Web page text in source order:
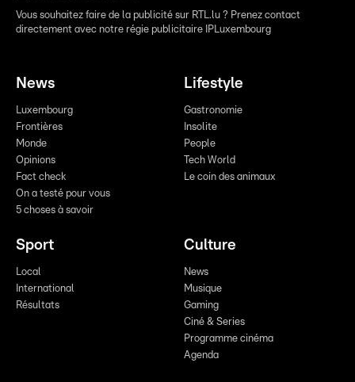
Vous souhaitez faire de la publicité sur RTL.lu ? Prenez contact
directement avec notre régie publicitaire IPLuxembourg
News
Luxembourg
Frontières
Monde
Opinions
Fact check
On a testé pour vous
5 choses à savoir
Lifestyle
Gastronomie
Insolite
People
Tech World
Le coin des animaux
Sport
Local
International
Résultats
Culture
News
Musique
Gaming
Ciné & Series
Programme cinéma
Agenda